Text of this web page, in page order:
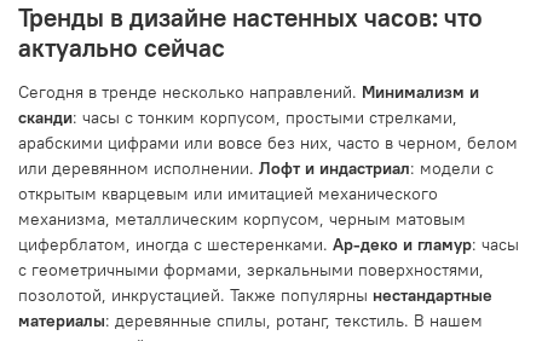
Тренды в дизайне настенных часов: что
актуально сейчас
Сегодня в тренде несколько направлений. Минимализм и
сканди: часы с тонким корпусом, простыми стрелками,
арабскими цифрами или вовсе без них, часто в черном, белом
или деревянном исполнении. Лофт и индастриал: модели с
открытым кварцевым или имитацией механического
механизма, металлическим корпусом, черным матовым
циферблатом, иногда с шестеренками. Ар-деко и гламур: часы
с геометричными формами, зеркальными поверхностями,
позолотой, инкрустацией. Также популярны нестандартные
материалы: деревянные спилы, ротанг, текстиль. В нашем